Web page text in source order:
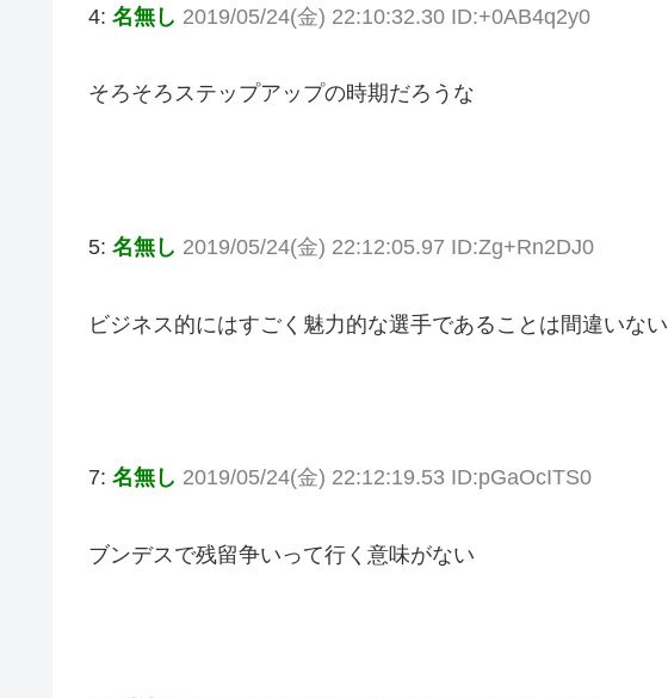
4: 名無し 2019/05/24(金) 22:10:32.30 ID:+0AB4q2y0
そろそろステップアップの時期だろうな
5: 名無し 2019/05/24(金) 22:12:05.97 ID:Zg+Rn2DJ0
ビジネス的にはすごく魅力的な選手であることは間違いない
7: 名無し 2019/05/24(金) 22:12:19.53 ID:pGaOcITS0
ブンデスで残留争いって行く意味がない